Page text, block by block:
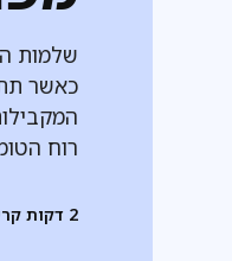
שלמות
כאשר
רוח
2 דקות